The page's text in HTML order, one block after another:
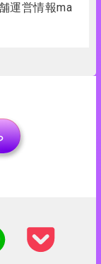
運営情報ma